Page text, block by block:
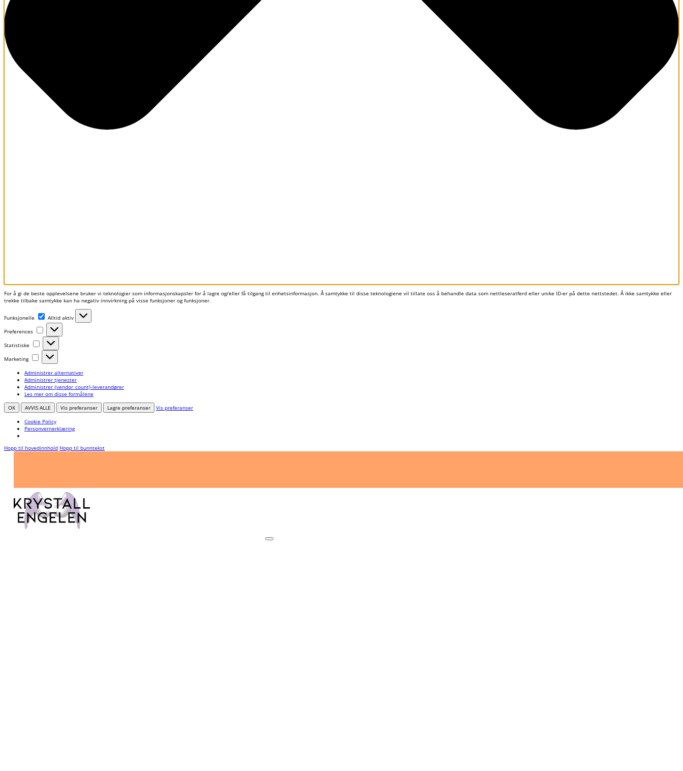
For å gi de beste opplevelsene bruker vi teknologier som informasjonskapsler for å lagre og/eller få tilgang til enhetsinformasjon. Å samtykke til disse teknologiene vil tillate oss å behandle data som nettleseratferd eller unike ID-er på dette nettstedet. Å ikke samtykke eller
trekke tilbake samtykke kan ha negativ innvirkning på visse funksjoner og funksjoner.
Funksjonelle
Funksjonelle
Alltid aktiv
Preferences
Preferences
Statistiske
Statistiske
Marketing
Marketing
Administrer alternativer
Administrer tjenester
Administrer {vendor_count}-leverandører
Les mer om disse formålene
OK
AVVIS ALLE Vis preferanser Lagre preferanser
Vis preferanser
Cookie Policy
Personvernerklæring
Hopp til hovedinnhold Hopp til bunntekst